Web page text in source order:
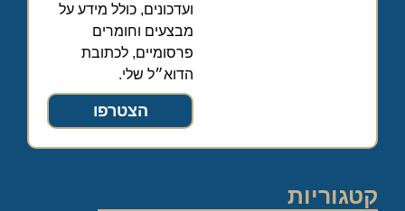
ועדכונים, כולל מידע על
מבצעים וחומרים
פרסומיים, לכתובת
הדוא״ל שלי.
הצטרפו
קטגוריות